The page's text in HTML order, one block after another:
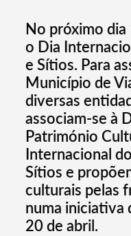
No próximo dia
o Dia
e Sítios. Para
Município de
diversas
associam-se à
Património
Internacional
Sítios e
culturais pelas
numa iniciativa
20 de abril.